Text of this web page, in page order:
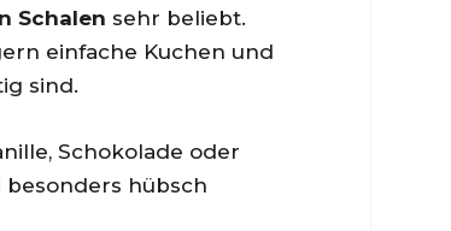
Schalen sehr beliebt.
einfache Kuchen und
sind.
Schokolade oder
besonders hübsch